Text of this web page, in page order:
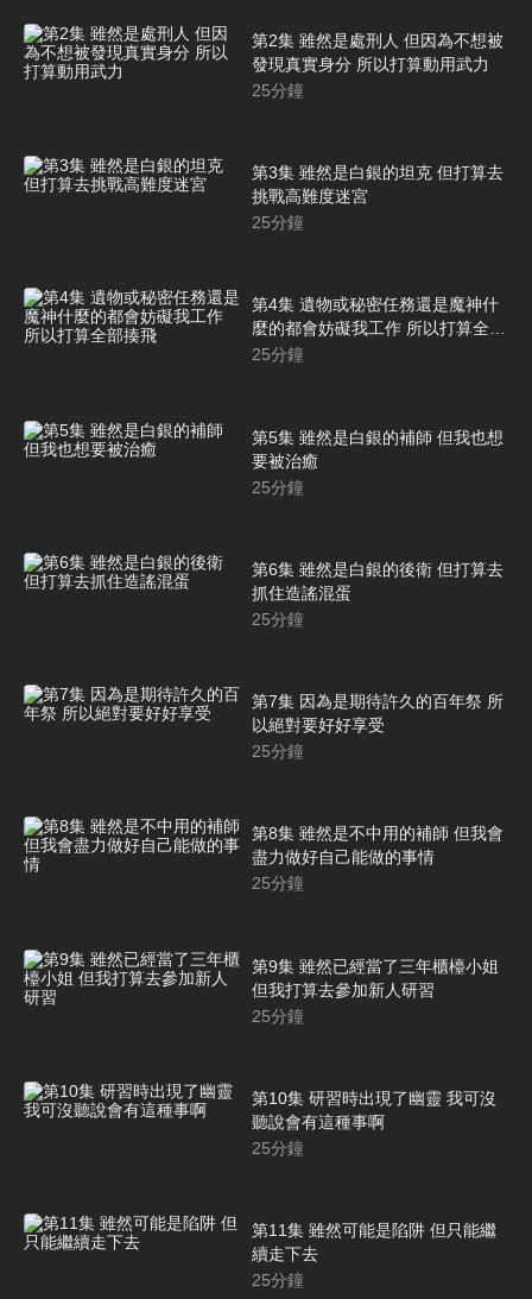
第2集 雖然是處刑人 但因為不想被
發現真實身分 所以打算動用武力
25分鐘
第3集 雖然是白銀的坦克 但打算去
挑戰高難度迷宮
25分鐘
第4集 遺物或秘密任務還是魔神什
麼的都會妨礙我工作 所以打算全部
揍飛
25分鐘
第5集 雖然是白銀的補師 但我也想
要被治癒
25分鐘
第6集 雖然是白銀的後衛 但打算去
抓住造謠混蛋
25分鐘
第7集 因為是期待許久的百年祭 所
以絕對要好好享受
25分鐘
第8集 雖然是不中用的補師 但我會
盡力做好自己能做的事情
25分鐘
第9集 雖然已經當了三年櫃檯小姐
但我打算去參加新人研習
25分鐘
第10集 研習時出現了幽靈 我可沒
聽說會有這種事啊
25分鐘
第11集 雖然可能是陷阱 但只能繼
續走下去
25分鐘